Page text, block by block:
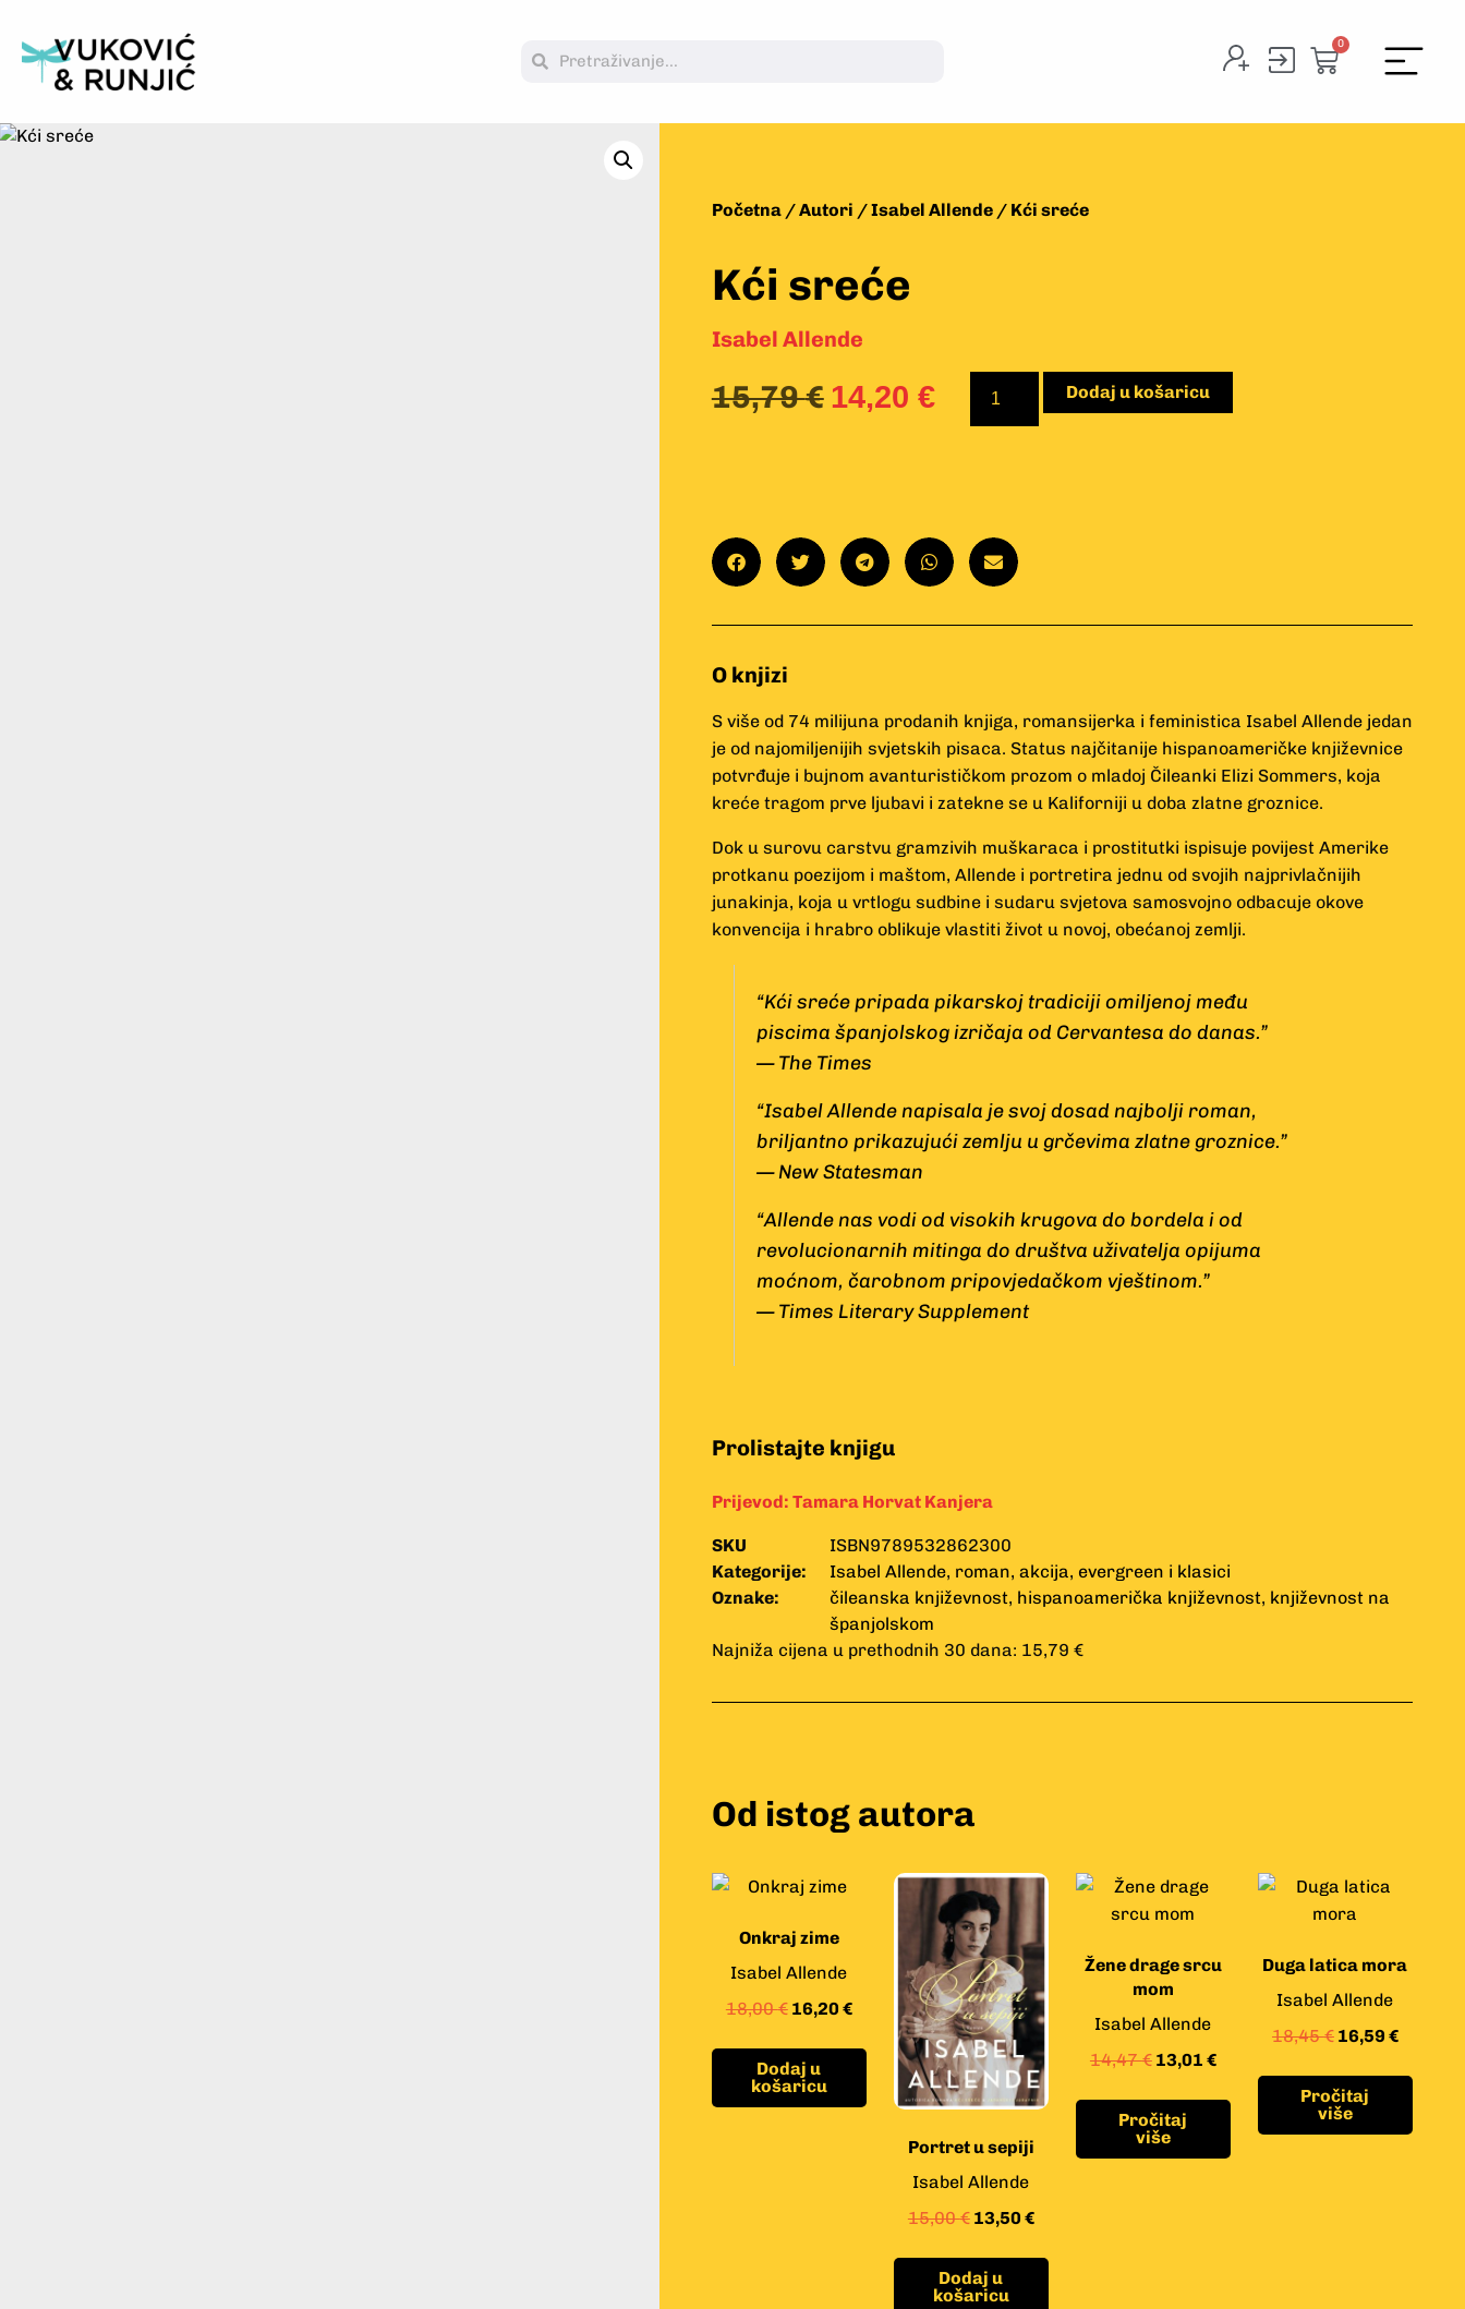
0
Početna/Autori /Isabel Allende/ Kći sreće
Kći sreće
Isabel Allende
15,79€ 14,20 € Dodaj u košaricu
O knjizi
S više od 74 milijuna prodanih knjiga, romansijerka i feministica Isabel Allende jedan
je od najomiljenijih svjetskih pisaca. Status najčitanije hispanoameričke književnice
potvrđuje i bujnom avanturističkom prozom o mladoj Čileanki Elizi Sommers, koja
kreće tragom prve ljubavi i zatekne se u Kaliforniji u doba zlatne groznice.
Dok u surovu carstvu gramzivih muškaraca i prostitutki ispisuje povijest Amerike
protkanu poezijom i maštom, Allende i portretira jednu od svojih najprivlačnijih
junakinja, koja u vrtlogu sudbine i sudaru svjetova samosvojno odbacuje okove
konvencija i hrabro oblikuje vlastiti život u novoj, obećanoj zemlji.
“Kći sreće pripada pikarskoj tradiciji omiljenoj među
piscima španjolskog izričaja od Cervantesa do danas.”
— The Times
“Isabel Allende napisala je svoj dosad najbolji roman,
briljantno prikazujući zemlju u grčevima zlatne groznice.”
— New Statesman
“Allende nas vodi od visokih krugova do bordela i od
revolucionarnih mitinga do društva uživatelja opijuma
moćnom, čarobnom pripovjedačkom vještinom.”
— Times Literary Supplement
Prolistajte knjigu
Prijevod: Tamara Horvat Kanjera
SKU
ISBN9789532862300
Kategorije:
Isabel Allende, roman, akcija, evergreen i klasici
Oznake:
čileanska književnost, hispanoamerička književnost, književnost na
španjolskom
Najniža cijena u prethodnih 30 dana: 15,79 €
Od istog autora
Onkraj zime
Isabel Allende
18,00€ 16,20 €
Dodaj u
košaricu
Portret u sepiji
Isabel Allende
15,00€ 13,50 €
Dodaj u
košaricu
Žene drage srcu
mom
Isabel Allende
14,47€ 13,01 €
Pročitaj
više
Duga latica mora
Isabel Allende
18,45€ 16,59 €
Pročitaj
više